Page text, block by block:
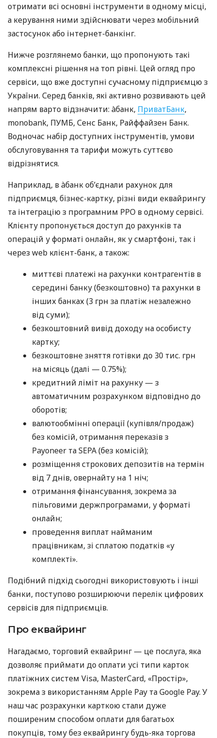
отримати всі основні інструменти в одному місці,
а керування ними здійснювати через мобільний
застосунок або інтернет-банкінг.
Нижче розглянемо банки, що пропонують такі
комплексні рішення на топ рівні. Цей огляд про
сервіси, що вже доступні сучасному підприємцю з
України. Серед банків, які активно розвивають цей
напрям варто відзначити: àбанк, ПриватБанк,
monobank, ПУМБ, Сенс Банк, Райффайзен Банк.
Водночас набір доступних інструментів, умови
обслуговування та тарифи можуть суттєво
відрізнятися.
Наприклад, в àбанк об’єднали рахунок для
підприємця, бізнес-картку, різні види еквайрингу
та інтеграцію з програмним РРО в одному сервісі.
Клієнту пропонується доступ до рахунків та
операцій у форматі онлайн, як у смартфоні, так і
через web клієнт-банк, а також:
миттєві платежі на рахунки контрагентів в
середині банку (безкоштовно) та рахунки в
інших банках (3 грн за платіж незалежно
від суми);
безкоштовний вивід доходу на особисту
картку;
безкоштовне зняття готівки до 30 тис. грн
на місяць (далі — 0.75%);
кредитний ліміт на рахунку — з
автоматичним розрахунком відповідно до
оборотів;
валютообмінні операції (купівля/продаж)
без комісій, отримання переказів з
Payoneer та SEPA (без комісій);
розміщення строкових депозитів на термін
від 7 днів, овернайту на 1 ніч;
отримання фінансування, зокрема за
пільговими держпрограмами, у форматі
онлайн;
проведення виплат найманим
працівникам, зі сплатою податків «у
комплекті».
Подібний підхід сьогодні використовують і інші
банки, поступово розширюючи перелік цифрових
сервісів для підприємців.
Про еквайринг
Нагадаємо, торговий еквайринг — це послуга, яка
дозволяє приймати до оплати усі типи карток
платіжних систем Visa, MasterCard, «Простір»,
зокрема з використанням Apple Pay та Google Pay. У
наш час розрахунки карткою стали дуже
поширеним способом оплати для багатьох
покупців, тому без еквайрингу будь-яка торгова